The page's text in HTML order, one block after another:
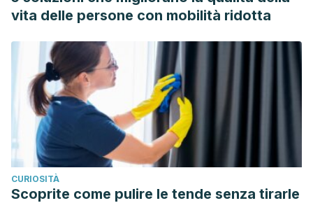
autoimmune reactivities”,
Altern Ther Health Med.
Suppl 1:46-51.
Faris, M. A. I. E., Takruri, H. R., & Issa, A. Y. (2013). Role of
lentils (Lens culinaris L.) in human health and nutrition: A
review. Mediterranean Journal of Nutrition and Metabolism.
https://doi.org/10.1007/s12349-012-0109-8
vita delle persone con mobilità ridotta
CURIOSITÀ
Scoprite come pulire le tende senza tirarle